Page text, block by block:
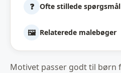
❓ Ofte stillede spørgsmål
🖼️ Relaterede malebøger
Motivet passer godt til børn